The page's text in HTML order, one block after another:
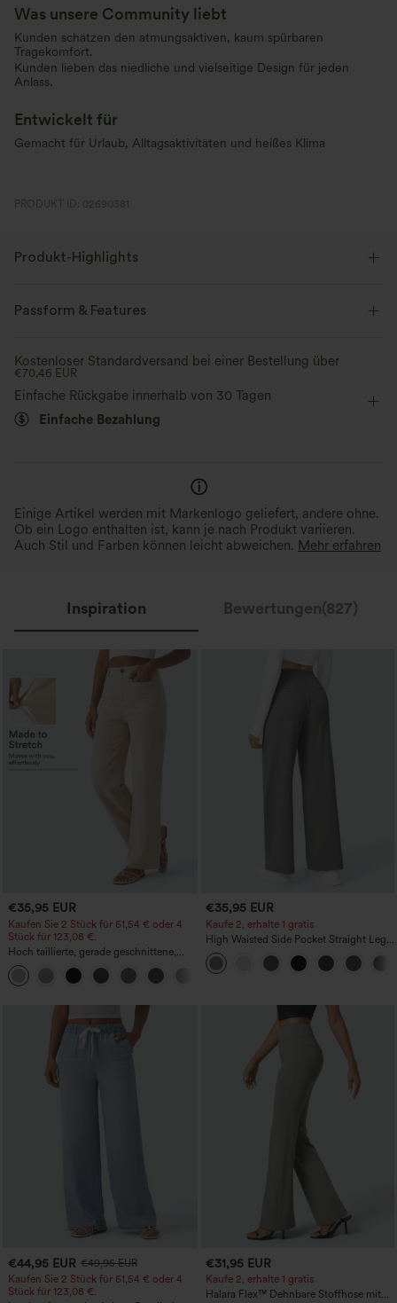
Was unsere Community liebt
Kunden schätzen den atmungsaktiven, kaum spürbaren
Tragekomfort.
Kunden lieben das niedliche und vielseitige Design für jeden
Anlass.
Entwickelt für
Gemacht für Urlaub, Alltagsaktivitäten und heißes Klima
PRODUKT ID: 02690381
Produkt-Highlights
Das nahezu schwerelose Material
ermöglicht uneingeschränkte
Bewegungsfreiheit den ganzen Tag.
Schnelltrocknend &
Atmungsaktives,
Material für ganztägigen
Passform & Features
Körperbetont Innenshorts eingenähter BH
versteckte Taschen überkreuzter Rücken
quadratischer Ausschnitt
A-Linie
Kostenloser Standardversand bei einer Bestellung über
€70,46 EUR
Einfache Rückgabe innerhalb von 30 Tagen
Einfache Bezahlung
Einige Artikel werden mit Markenlogo geliefert, andere ohne.
Ob ein Logo enthalten ist, kann je nach Produkt variieren.
Auch Stil und Farben können leicht abweichen. Mehr erfahren
Inspiration Bewertungen(827)
€35,95 EUR
Kaufen Sie 2 Stück für 61,54 € oder 4
Stück für 123,08 €.
Hoch taillierte, gerade geschnittene,
legere Leinen-Optik-Hose mit Taschen
€35,95 EUR
Kaufe 2, erhalte 1 gratis
High Waisted Side Pocket Straight Leg
Work Pants
€44,95 EUR €49,95 EUR
Kaufen Sie 2 Stück für 61,54 € oder 4
Stück für 123,08 €.
€31,95 EUR
Kaufe 2, erhalte 1 gratis
Halara Flex™ Dehnbare Stoffhose mit